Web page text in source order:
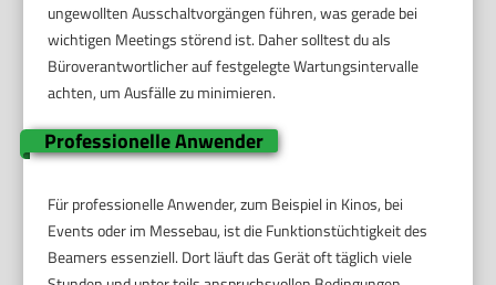
ungewollten Ausschaltvorgängen führen, was gerade bei
wichtigen Meetings störend ist. Daher solltest du als
Büroverantwortlicher auf festgelegte Wartungsintervalle
achten, um Ausfälle zu minimieren.
Professionelle Anwender
Für professionelle Anwender, zum Beispiel in Kinos, bei
Events oder im Messebau, ist die Funktionstüchtigkeit des
Beamers essenziell. Dort läuft das Gerät oft täglich viele